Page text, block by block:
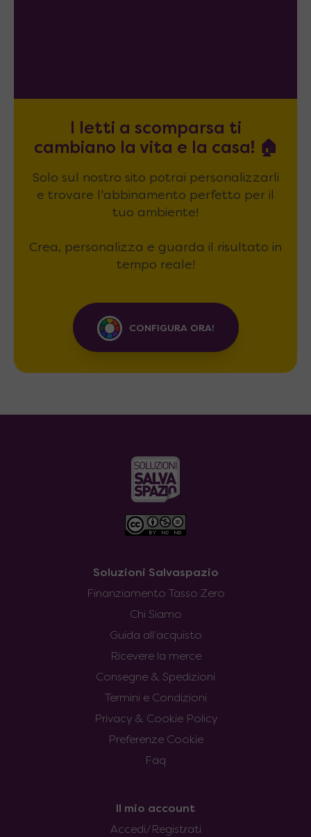
I letti a scomparsa ti
cambiano la vita e la casa! 🏠
Solo sul nostro sito potrai personalizzarli
e trovare l'abbinamento perfetto per il
tuo ambiente!
Crea, personalizza e guarda il risultato in
tempo reale!
CONFIGURA ORA!
Soluzioni Salvaspazio
Finanziamento Tasso Zero
Chi Siamo
Guida all’acquisto
Ricevere la merce
Consegne & Spedizioni
Termini e Condizioni
Privacy & Cookie Policy
Preferenze Cookie
Faq
Il mio account
Accedi/Registrati